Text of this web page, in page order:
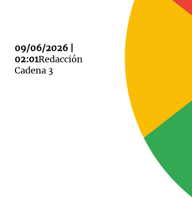
09/06/2026 |
02:01Redacción
Cadena 3
Notas
Mundial 2026